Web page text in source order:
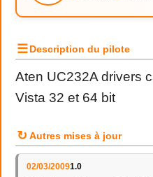
☰Description du pilote
Aten UC232A drivers
Vista 32 et 64 bit
↻ Autres mises à jour
02/03/20091.0